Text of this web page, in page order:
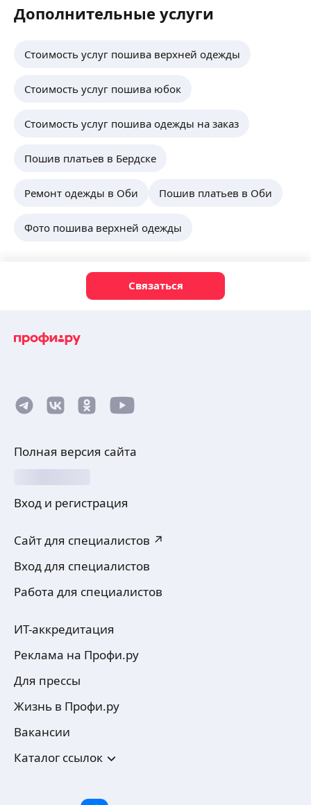
Дополнительные услуги
Стоимость услуг пошива верхней одежды
Стоимость услуг пошива юбок
Стоимость услуг пошива одежды на заказ
Пошив платьев в Бердске
Ремонт одежды в Оби Пошив платьев в Оби
Фото пошива верхней одежды
Связаться
Полная версия сайта
Вход и регистрация
Сайт для специалистов ↗
Вход для специалистов
Работа для специалистов
ИТ-аккредитация
Реклама на Профи.ру
Для прессы
Жизнь в Профи.ру
Вакансии
Каталог ссылок